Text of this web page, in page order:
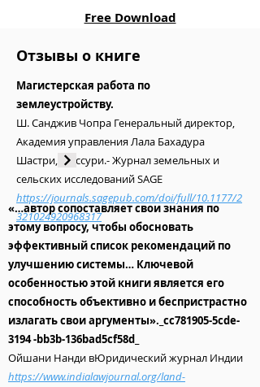
Free Download
Отзывы о книге
Магистерская работа по
землеустройству.
Ш. Санджив Чопра Генеральный директор,
Академия управления Лала Бахадура
Шастри, Массури.- Журнал земельных и
сельских исследований SAGE
https://journals.sagepub.com/doi/full/10.1177/2
321024920968317
«…автор сопоставляет свои знания по
этому вопросу, чтобы обосновать
эффективный список рекомендаций по
улучшению системы… Ключевой
особенностью этой книги является его
способность объективно и беспристрастно
излагать свои аргументы»._cc781905-5cde-
3194 -bb3b-136bad5cf58d_
Ойшани Нанди вЮридический журнал Индии
https://www.indialawjournal.org/land-